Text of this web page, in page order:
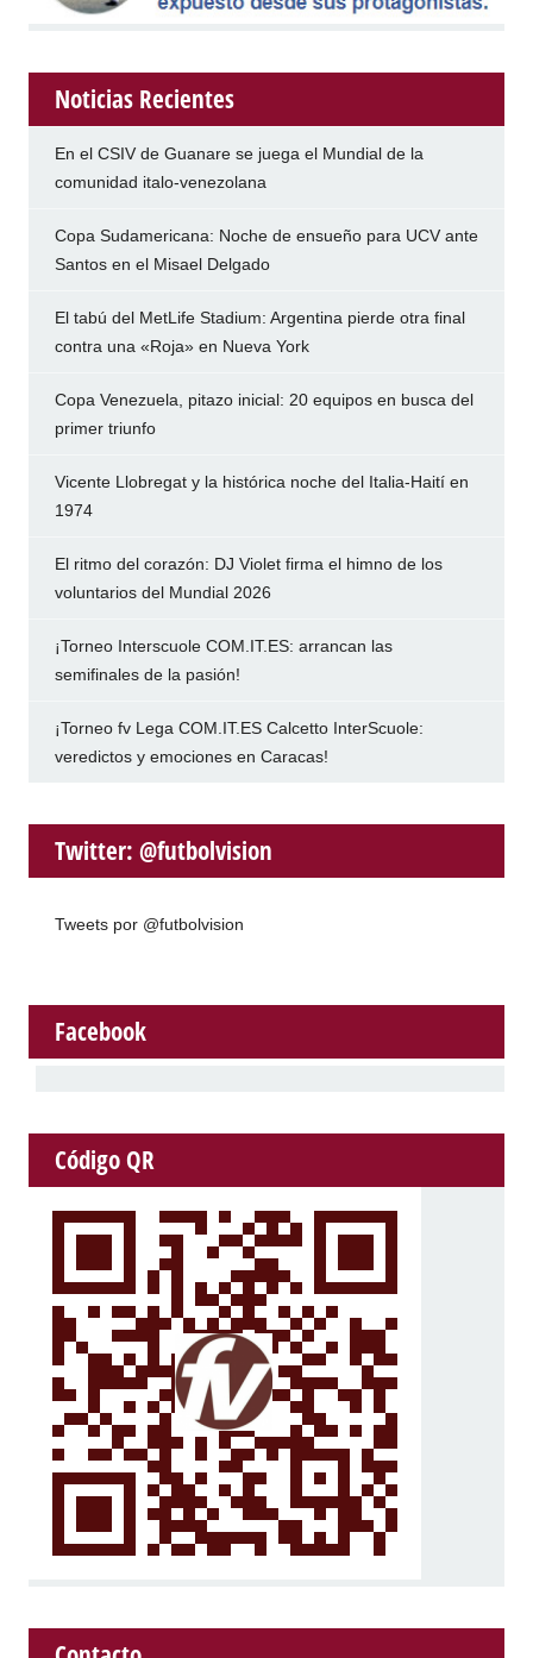
Noticias Recientes
En el CSIV de Guanare se juega el Mundial de la
comunidad italo-venezolana
Copa Sudamericana: Noche de ensueño para UCV ante
Santos en el Misael Delgado
El tabú del MetLife Stadium: Argentina pierde otra final
contra una «Roja» en Nueva York
Copa Venezuela, pitazo inicial: 20 equipos en busca del
primer triunfo
Vicente Llobregat y la histórica noche del Italia-Haití en
1974
El ritmo del corazón: DJ Violet firma el himno de los
voluntarios del Mundial 2026
¡Torneo Interscuole COM.IT.ES: arrancan las
semifinales de la pasión!
¡Torneo fv Lega COM.IT.ES Calcetto InterScuole:
veredictos y emociones en Caracas!
Twitter: @futbolvision
Tweets por @futbolvision
Facebook
Código QR